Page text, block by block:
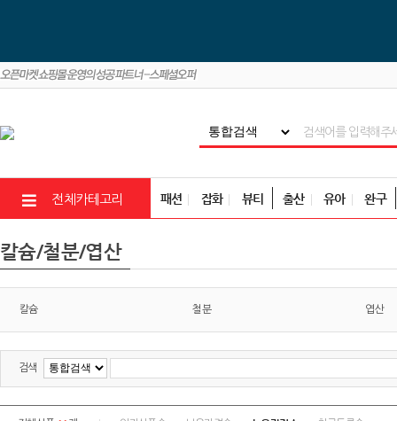
전체카테고리 패션 잡화 뷰티 출산 유아 완구
칼슘/철분/엽산
칼슘 철분 엽산
검색